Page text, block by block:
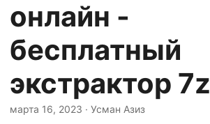
и
т
ь
н
а
в
онлайн -
бесплатный
экстрактор 7z
марта 16, 2023 · Усман Азиз